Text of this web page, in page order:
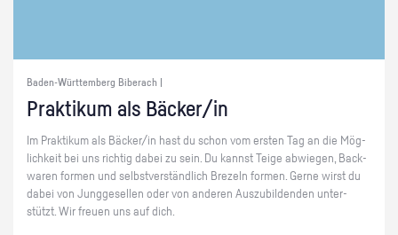
Baden-Württemberg Biberach |
Prak­ti­kum als Bä­cker/in
Im Prak­ti­kum als Bä­cker/in hast du schon vom ers­ten Tag an die Mög­
lich­keit bei uns rich­tig dabei zu sein. Du kannst Teige ab­wie­gen, Back­
wa­ren for­men und selbst­ver­ständ­lich Bre­zeln for­men. Gerne wirst du
dabei von Jung­ge­sel­len oder von an­de­ren Aus­zu­bil­den­den un­ter­
stützt. Wir freu­en uns auf dich.